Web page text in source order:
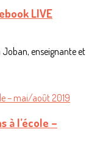
LIVE
Joban, enseignante et
à l’école –